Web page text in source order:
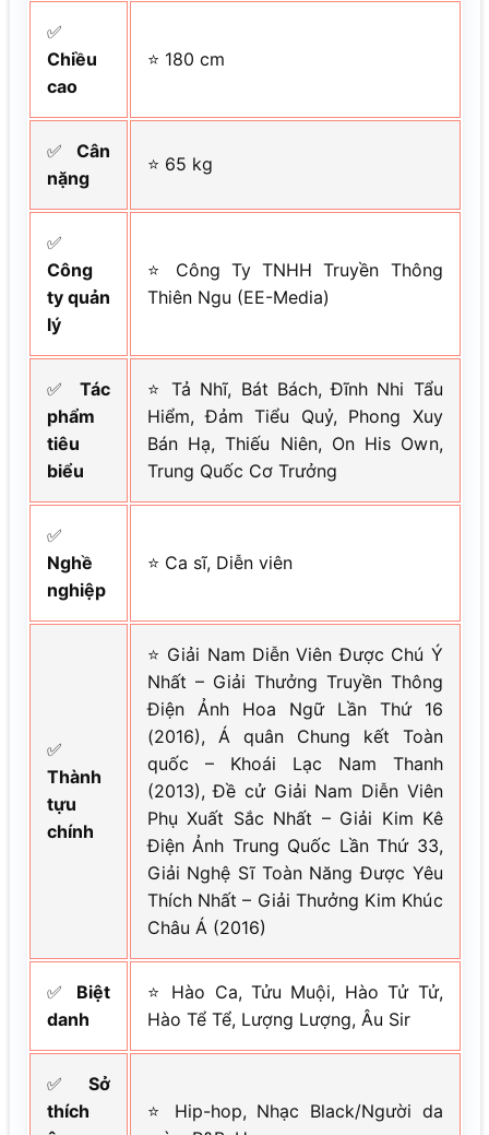
✅
Chiều
cao
⭐ 180 cm
✅ Cân
nặng
⭐ 65 kg
✅
Công
ty quản
lý
⭐ Công Ty TNHH Truyền Thông
Thiên Ngu (EE-Media)
✅ Tác
phẩm
tiêu
biểu
⭐ Tả Nhĩ, Bát Bách, Đĩnh Nhi Tẩu
Hiểm, Đảm Tiểu Quỷ, Phong Xuy
Bán Hạ, Thiếu Niên, On His Own,
Trung Quốc Cơ Trưởng
✅
Nghề
nghiệp
⭐ Ca sĩ, Diễn viên
✅
Thành
tựu
chính
⭐ Giải Nam Diễn Viên Được Chú Ý
Nhất – Giải Thưởng Truyền Thông
Điện Ảnh Hoa Ngữ Lần Thứ 16
(2016), Á quân Chung kết Toàn
quốc – Khoái Lạc Nam Thanh
(2013), Đề cử Giải Nam Diễn Viên
Phụ Xuất Sắc Nhất – Giải Kim Kê
Điện Ảnh Trung Quốc Lần Thứ 33,
Giải Nghệ Sĩ Toàn Năng Được Yêu
Thích Nhất – Giải Thưởng Kim Khúc
Châu Á (2016)
✅ Biệt
danh
⭐ Hào Ca, Tửu Muội, Hào Tử Tử,
Hào Tể Tể, Lượng Lượng, Âu Sir
✅ Sở
thích
⭐ Hip-hop, Nhạc Black/Người da